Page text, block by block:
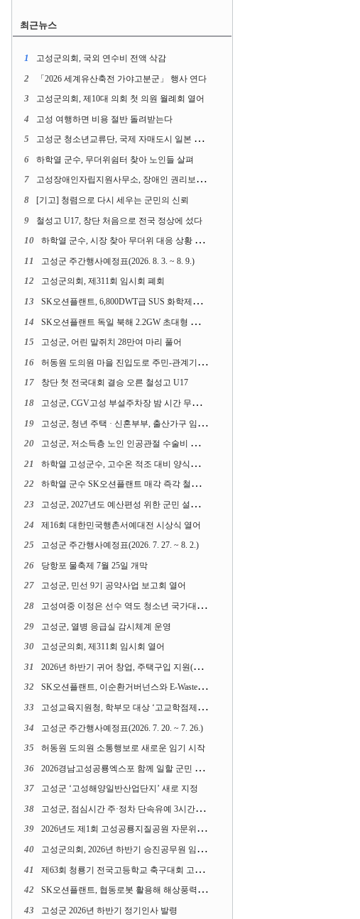
최근뉴스
1 고성군의회, 국외 연수비 전액 삭감
2 「2026 세계유산축전 가야고분군」 행사 연다
3 고성군의회, 제10대 의회 첫 의원 월례회 열어
4 고성 여행하면 비용 절반 돌려받는다
5 고성군 청소년교류단, 국제 자매도시 일본 가사오카시 찾아
6 하학열 군수, 무더위쉼터 찾아 노인들 살펴
7 고성장애인자립지원사무소, 장애인 권리보장 촉구 1인 시위 벌여
8 [기고] 청렴으로 다시 세우는 군민의 신뢰
9 철성고 U17, 창단 처음으로 전국 정상에 섰다
10 하학열 군수, 시장 찾아 무더위 대응 상황 살펴
11 고성군 주간행사예정표(2026. 8. 3. ~ 8. 9.)
12 고성군의회, 제311회 임시회 폐회
13 SK오션플랜트, 6,800DWT급 SUS 화학제품운반선 2척 수주
14 SK오션플랜트 독일 북해 2.2GW 초대형 해상변전소 하부구조물 수주
15 고성군, 어린 말쥐치 28만여 마리 풀어
16 허동원 도의원 마을 진입도로 주민-관계기관과 함께 간담회 열어
17 창단 첫 전국대회 결승 오른 철성고 U17
18 고성군, CGV고성 부설주차장 밤 시간 무료 개방한다
19 고성군, 청년 주택 · 신혼부부, 출산가구 임차보증금 대출이자 지원사업 시행
20 고성군, 저소득층 노인 인공관절 수술비 지원사업 계속 추진
21 하학열 고성군수, 고수온 적조 대비 양식장 현장점검
22 하학열 군수 SK오션플랜트 매각 즉각 철회 촉구 기자회견 열어
23 고성군, 2027년도 예산편성 위한 군민 설문조사 실시
24 제16회 대한민국행촌서예대전 시상식 열어
25 고성군 주간행사예정표(2026. 7. 27. ~ 8. 2.)
26 당항포 물축제 7월 25일 개막
27 고성군, 민선 9기 공약사업 보고회 열어
28 고성여중 이정은 선수 역도 청소년 국가대표에 뽑혀
29 고성군, 열병 응급실 감시체계 운영
30 고성군의회, 제311회 임시회 열어
31 2026년 하반기 귀어 창업, 주택구입 지원(융자) 사업대상자 모집
32 SK오션플랜트, 이순환거버넌스와 E-Waste Zero 업무협약
33 고성교육지원청, 학부모 대상 ‘고교학점제와 대입제도 설명회’ 열어
34 고성군 주간행사예정표(2026. 7. 20. ~ 7. 26.)
35 허동원 도의원 소통행보로 새로운 임기 시작
36 2026경남고성공룡엑스포 함께 일할 군민 모집
37 고성군 ‘고성해양일반산업단지’ 새로 지정
38 고성군, 점심시간 주·정차 단속유예 3시간으로 확대
39 2026년도 제1회 고성공룡지질공원 자문위원회 열어
40 고성군의회, 2026년 하반기 승진공무원 임용장 수여
41 제63회 청룡기 전국고등학교 축구대회 고성서 열린다
42 SK오션플랜트, 협동로봇 활용해 해상풍력 생산 혁신 속도 낸다
43 고성군 2026년 하반기 정기인사 발령